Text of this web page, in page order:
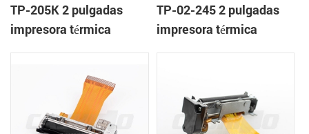
TP-205K 2 pulgadas
impresora térmica
TP-02-245 2 pulgadas
impresora térmica